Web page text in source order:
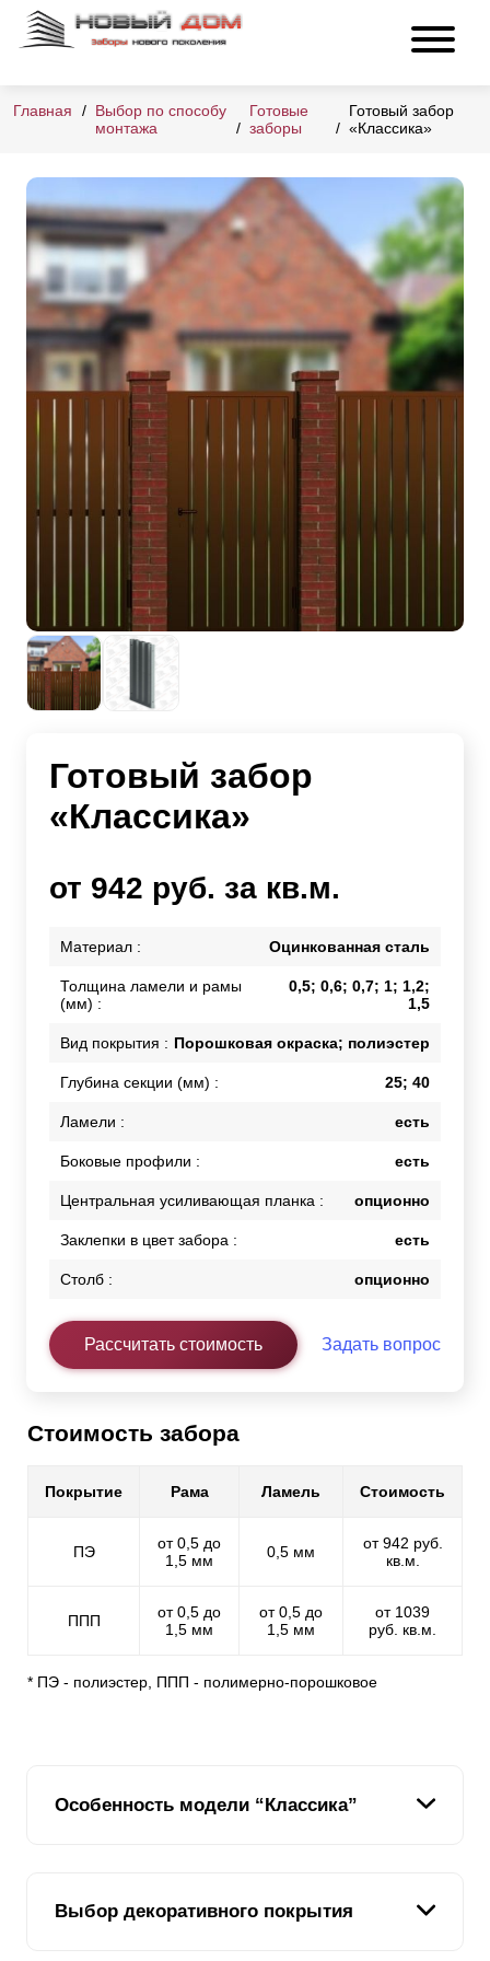
Главная
Выбор по способу
монтажа
Готовые
заборы
Готовый забор
«Классика»
Готовый забор
«Классика»
от 942 руб. за кв.м.
Материал : Оцинкованная сталь
Толщина ламели и рамы
(мм) :
0,5; 0,6; 0,7; 1; 1,2;
1,5
Вид покрытия : Порошковая окраска; полиэстер
Глубина секции (мм) : 25; 40
Ламели : есть
Боковые профили : есть
Центральная усиливающая планка : опционно
Заклепки в цвет забора : есть
Столб : опционно
Рассчитать стоимость Задать вопрос
Стоимость забора
Покрытие Рама Ламель Стоимость
ПЭ
от 0,5 до
1,5 мм
0,5 мм
от 942 руб.
кв.м.
ППП
от 0,5 до
1,5 мм
от 0,5 до
1,5 мм
от 1039
руб. кв.м.
* ПЭ - полиэстер, ППП - полимерно-порошковое
Особенность модели “Классика”
Мы подумали: "Если у нас есть модель "Ранчо", где
планки имитируют доски и располагаются
Выбор декоративного покрытия